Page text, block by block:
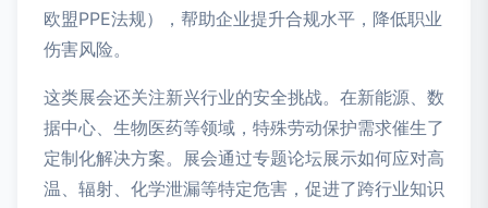
欧盟PPE法规），帮助企业提升合规水平，降低职业
伤害风险。
这类展会还关注新兴行业的安全挑战。在新能源、数
据中心、生物医药等领域，特殊劳动保护需求催生了
定制化解决方案。展会通过专题论坛展示如何应对高
温、辐射、化学泄漏等特定危害，促进了跨行业知识